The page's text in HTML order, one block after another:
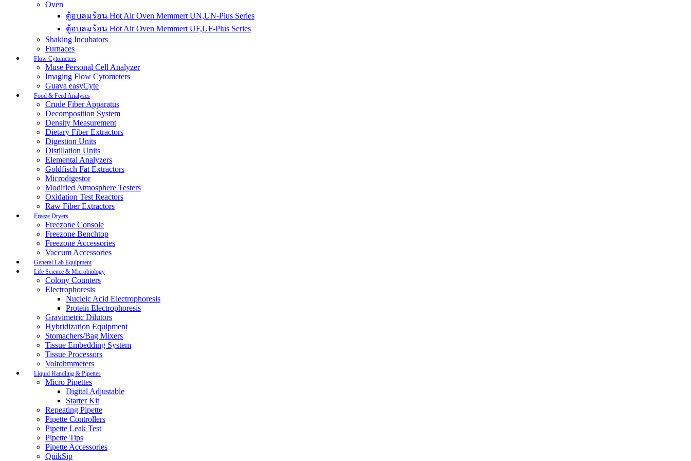
Oven
ตู้อบลมร้อน Hot Air Oven Memmert UN,UN-Plus Series
ตู้อบลมร้อน Hot Air Oven Memmert UF,UF-Plus Series
Shaking Incubators
Furnaces
Flow Cytometers
Muse Personal Cell Analyzer
Imaging Flow Cytometers
Guava easyCyte
Food & Feed Analyses
Crude Fiber Apparatus
Decomposition System
Density Measurement
Dietary Fiber Extractors
Digestion Units
Distillation Units
Elemental Analyzers
Goldfisch Fat Extractors
Microdigestor
Modified Atmosphere Testers
Oxidation Test Reactors
Raw Fiber Extractors
Freeze Dryers
Freezone Console
Freezone Benchtop
Freezone Accessories
Vaccum Accessories
General Lab Equipment
Life Science & Microbiology
Colony Counters
Electrophoresis
Nucleic Acid Electrophoresis
Protein Electrophoresis
Gravimetric Dilutors
Hybridization Equipment
Stomachers/Bag Mixers
Tissue Embedding System
Tissue Processors
Voltohmmeters
Liquid Handling & Pipettes
Micro Pipettes
Digital Adjustable
Starter Kit
Repeating Pipette
Pipette Controllers
Pipette Leak Test
Pipette Tips
Pipette Accessories
QuikSip